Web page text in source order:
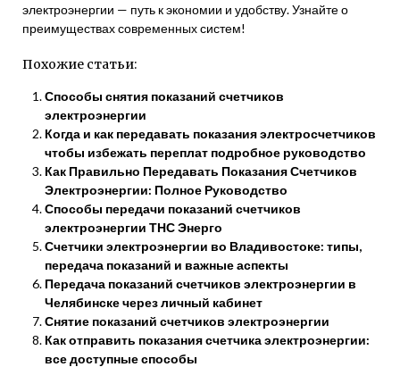
электроэнергии — путь к экономии и удобству. Узнайте о
преимуществах современных систем!
Похожие статьи:
Способы снятия показаний счетчиков
электроэнергии
Когда и как передавать показания электросчетчиков
чтобы избежать переплат подробное руководство
Как Правильно Передавать Показания Счетчиков
Электроэнергии: Полное Руководство
Способы передачи показаний счетчиков
электроэнергии ТНС Энерго
Счетчики электроэнергии во Владивостоке: типы,
передача показаний и важные аспекты
Передача показаний счетчиков электроэнергии в
Челябинске через личный кабинет
Снятие показаний счетчиков электроэнергии
Как отправить показания счетчика электроэнергии:
все доступные способы